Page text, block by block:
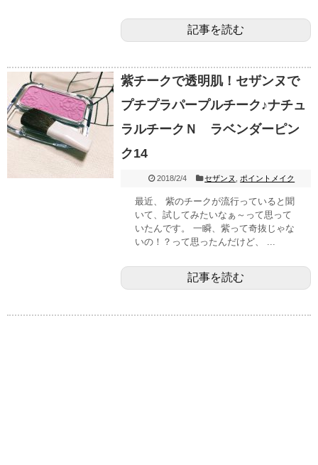
記事を読む
紫チークで透明肌！セザンヌで
プチプラパープルチーク♪ナチュ
ラルチークＮ ラベンダーピン
ク14
2018/2/4 セザンヌ ポイントメイク
最近、 紫のチークが流行っていると聞
いて、試してみたいなぁ～って思って
いたんです。 一瞬、紫って奇抜じゃな
いの！？って思ったんだけど、 ...
記事を読む